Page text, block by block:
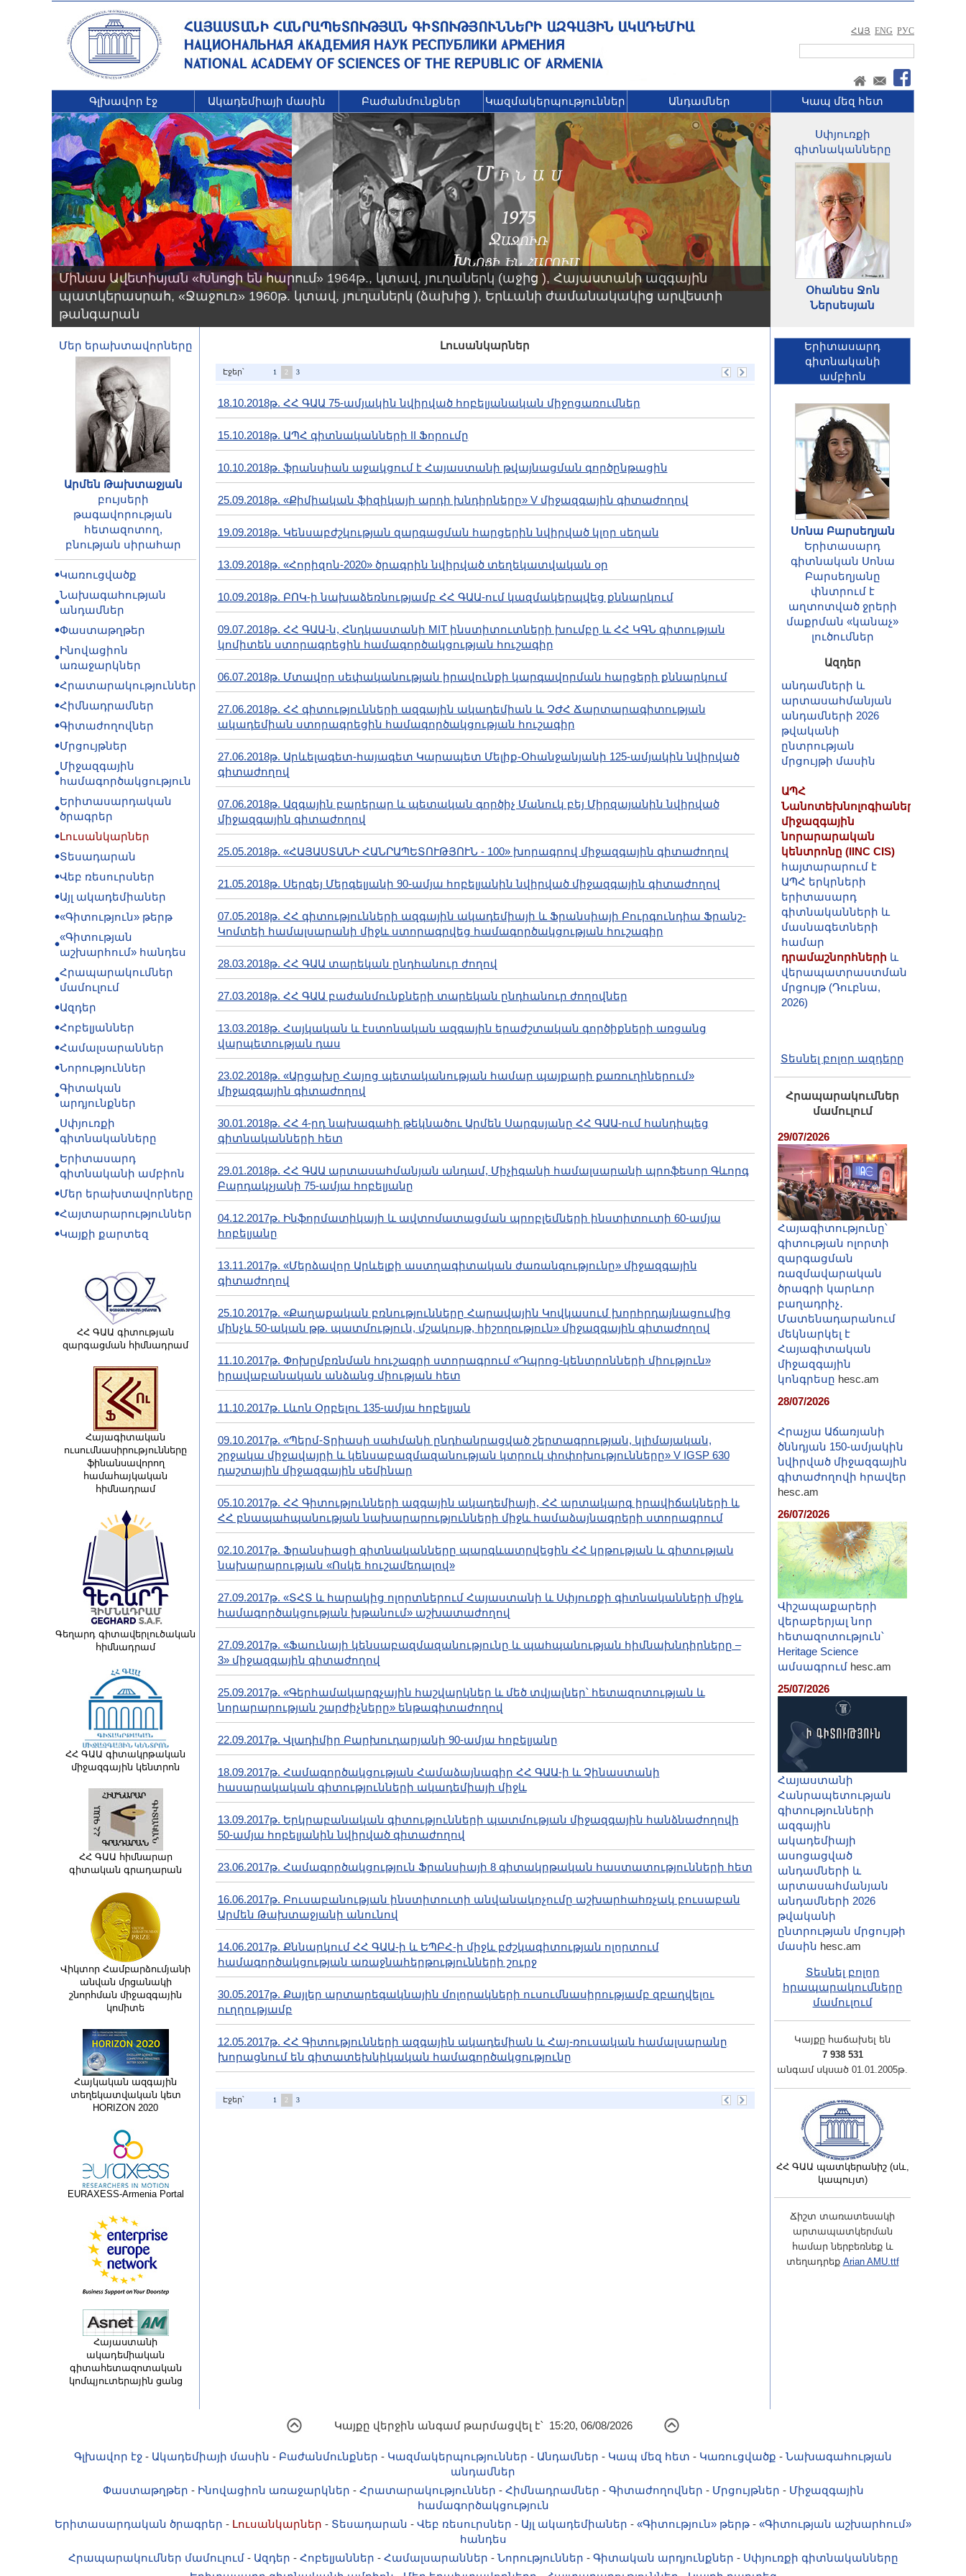
ՀԱՅ ENG РУС
Գլխավոր էջ Ակադեմիայի մասին Բաժանմունքներ Կազմակերպություններ Անդամներ Կապ մեզ հետ
Մինաս Ավետիսյան «Խնոցի են հարում» 1964թ., կտավ, յուղաներկ (աջից ), Հայաստանի ազգային
պատկերասրահ, «Ջաջուռ» 1960թ. կտավ, յուղաներկ (ձախից ), Երևանի ժամանակակից արվեստի
թանգարան
Սփյուռքի
գիտնականները
Օհանես Ջոն
Ներսեսյան
Մեր երախտավորները
Արմեն Թախտաջյան
բույսերի
թագավորության
հետազոտող,
բնության սիրահար
Կառուցվածք
Նախագահության
անդամներ
Փաստաթղթեր
Ինովացիոն
առաջարկներ
Հրատարակություններ
Հիմնադրամներ
Գիտաժողովներ
Մրցույթներ
Միջազգային
համագործակցություն
Երիտասարդական
ծրագրեր
Լուսանկարներ
Տեսադարան
Վեբ ռեսուրսներ
Այլ ակադեմիաներ
«Գիտություն» թերթ
«Գիտության
աշխարհում» հանդես
Հրապարակումներ
մամուլում
Ազդեր
Հոբելյաններ
Համալսարաններ
Նորություններ
Գիտական
արդյունքներ
Սփյուռքի
գիտնականները
Երիտասարդ
գիտնականի ամբիոն
Մեր երախտավորները
Հայտարարություններ
Կայքի քարտեզ
ՀՀ ԳԱԱ գիտության
զարգացման հիմնադրամ
Հայագիտական
ուսումնասիրությունները
ֆինանսավորող
համահայկական
հիմնադրամ
Գեղարդ գիտավերլուծական
հիմնադրամ
ՀՀ ԳԱԱ գիտակրթական
միջազգային կենտրոն
ՀՀ ԳԱԱ հիմնարար
գիտական գրադարան
Վիկտոր Համբարձումյանի
անվան մրցանակի
շնորհման միջազգային
կոմիտե
Հայկական ազգային
տեղեկատվական կետ
HORIZON 2020
EURAXESS-Armenia Portal
Հայաստանի
ակադեմիական
գիտահետազոտական
կոմպյուտերային ցանց
Լուսանկարներ
Էջեր՝ 1 2 3
18.10.2018թ. ՀՀ ԳԱԱ 75-ամյակին նվիրված հոբելյանական միջոցառումներ
15.10.2018թ. ԱՊՀ գիտնականների II Ֆորումը
10.10.2018թ. ֆրանսիան աջակցում է Հայաստանի թվայնացման գործընթացին
25.09.2018թ. «Քիմիական ֆիզիկայի արդի խնդիրները» V միջազգային գիտաժողով
19.09.2018թ. Կենսաբժշկության զարգացման հարցերին նվիրված կլոր սեղան
13.09.2018թ. «Հորիզոն-2020» ծրագրին նվիրված տեղեկատվական օր
10.09.2018թ. ԲՈԿ-ի նախաձեռնությամբ ՀՀ ԳԱԱ-ում կազմակերպվեց քննարկում
09.07.2018թ. ՀՀ ԳԱԱ-ն, Հնդկաստանի MIT ինստիտուտների խումբը և ՀՀ ԿԳՆ գիտության
կոմիտեն ստորագրեցին համագործակցության հուշագիր
06.07.2018թ. Մտավոր սեփականության իրավունքի կարգավորման հարցերի քննարկում
27.06.2018թ. ՀՀ գիտությունների ազգային ակադեմիան և ՉԺՀ Ճարտարագիտության
ակադեմիան ստորագրեցին համագործակցության հուշագիր
27.06.2018թ. Արևելագետ-հայագետ Կարապետ Մելիք-Օհանջանյանի 125-ամյակին նվիրված
գիտաժողով
07.06.2018թ. Ազգային բարերար և պետական գործիչ Մանուկ բեյ Միրզայանին նվիրված
միջազգային գիտաժողով
25.05.2018թ. «ՀԱՅԱՍՏԱՆԻ ՀԱՆՐԱՊԵՏՈՒԹՅՈՒՆ - 100» խորագրով միջազգային գիտաժողով
21.05.2018թ. Սերգեյ Մերգելյանի 90-ամյա հոբելյանին նվիրված միջազգային գիտաժողով
07.05.2018թ. ՀՀ գիտությունների ազգային ակադեմիայի և Ֆրանսիայի Բուրգունդիա Ֆրանշ-
Կոմտեի համալսարանի միջև ստորագրվեց համագործակցության հուշագիր
28.03.2018թ. ՀՀ ԳԱԱ տարեկան ընդհանուր ժողով
27.03.2018թ. ՀՀ ԳԱԱ բաժանմունքների տարեկան ընդհանուր ժողովներ
13.03.2018թ. Հայկական և էստոնական ազգային երաժշտական գործիքների առցանց
վարպետության դաս
23.02.2018թ. «Արցախը Հայոց պետականության համար պայքարի քառուղիներում»
միջազգային գիտաժողով
30.01.2018թ. ՀՀ 4-րդ նախագահի թեկնածու Արմեն Սարգսյանը ՀՀ ԳԱԱ-ում հանդիպեց
գիտնականների հետ
29.01.2018թ. ՀՀ ԳԱԱ արտասահմանյան անդամ, Միչիգանի համալսարանի պրոֆեսոր Գևորգ
Բարդակչյանի 75-ամյա հոբելյանը
04.12.2017թ. Ինֆորմատիկայի և ավտոմատացման պրոբլեմների ինստիտուտի 60-ամյա
հոբելյանը
13.11.2017թ. «Մերձավոր Արևելքի աստղագիտական ժառանգությունը» միջազգային
գիտաժողով
25.10.2017թ. «Քաղաքական բռնությունները Հարավային Կովկասում խորհրդայնացումից
մինչև 50-ական թթ. պատմություն, մշակույթ, հիշողություն» միջազգային գիտաժողով
11.10.2017թ. Փոխըմբռնման հուշագրի ստորագրում «Դպրոց-կենտրոնների միություն»
իրավաբանական անձանց միության հետ
11.10.2017թ. Լևոն Օրբելու 135-ամյա հոբելյան
09.10.2017թ. «Պերմ-Տրիասի սահմանի ընդհանրացված շերտագրության, կլիմայական,
շրջակա միջավայրի և կենսաբազմազանության կտրուկ փոփոխությունները» V IGSP 630
դաշտային միջազգային սեմինար
05.10.2017թ. ՀՀ Գիտությունների ազգային ակադեմիայի, ՀՀ արտակարգ իրավիճակների և
ՀՀ բնապահպանության նախարարությունների միջև համաձայնագրերի ստորագրում
02.10.2017թ. Ֆրանսիացի գիտնականները պարգևատրվեցին ՀՀ կրթության և գիտության
նախարարության «Ոսկե հուշամեդալով»
27.09.2017թ. «ՏՀՏ և հարակից ոլորտներում Հայաստանի և Սփյուռքի գիտնականների միջև
համագործակցության խթանում» աշխատաժողով
27.09.2017թ. «Ֆաունայի կենսաբազմազանությունը և պահպանության հիմնախնդիրները –
3» միջազգային գիտաժողով
25.09.2017թ. «Գերհամակարգչային հաշվարկներ և մեծ տվյալներ՝ հետազոտության և
նորարարության շարժիչները» ենթագիտաժողով
22.09.2017թ. Վլադիմիր Բարխուդարյանի 90-ամյա հոբելյանը
18.09.2017թ. Համագործակցության Համաձայնագիր ՀՀ ԳԱԱ-ի և Չինաստանի
հասարակական գիտությունների ակադեմիայի միջև
13.09.2017թ. Երկրաբանական գիտությունների պատմության միջազգային հանձնաժողովի
50-ամյա հոբելյանին նվիրված գիտաժողով
23.06.2017թ. Համագործակցություն Ֆրանսիայի 8 գիտակրթական հաստատությունների հետ
16.06.2017թ. Բուսաբանության ինստիտուտի անվանակոչումը աշխարհահռչակ բուսաբան
Արմեն Թախտաջյանի անունով
14.06.2017թ. Քննարկում ՀՀ ԳԱԱ-ի և ԵՊԲՀ-ի միջև բժշկագիտության ոլորտում
համագործակցության առաջնահերթությունների շուրջ
30.05.2017թ. Քայլեր արտարեգակնային մոլորակների ուսումնասիրությամբ զբաղվելու
ուղղությամբ
12.05.2017թ. ՀՀ Գիտությունների ազգային ակադեմիան և Հայ-ռուսական համալսարանը
խորացնում են գիտատեխնիկական համագործակցությունը
Էջեր՝ 1 2 3
Երիտասարդ
գիտնականի
ամբիոն
Սոնա Բարսեղյան
Երիտասարդ
գիտնական Սոնա
Բարսեղյանը
փնտրում է
աղտոտված ջրերի
մաքրման «կանաչ»
լուծումներ
Ազդեր
ՀԱՅՏԱՐԱՐՈՒԹՅՈՒՆ
Հայաստանի
Հանրապետության
գիտությունների
ազգային
ակադեմիայի
ասոցացված
անդամների և
անդամների 2026
թվականի
ընտրության
մրցույթի մասին
ԱՊՀ
միջազգային
նորարարական
կենտրոնը (IINC CIS)
հայտարարում է
ԱՊՀ երկրների
երիտասարդ
գիտնականների և
մասնագետների
համար
դրամաշնորհների
վերապատրաստման
մրցույթ (Դուբնա,
2026)
Տեսնել բոլոր ազդերը
Հրապարակումներ
մամուլում
29/07/2026
Հայագիտությունը՝
գիտության ոլորտի
զարգացման
ռազմավարական
ծրագրի կարևոր
բաղադրիչ․
Մատենադարանում
մեկնարկել է
Հայագիտական
միջազգային
կոնգրեսը hesc.am
28/07/2026
Հրաչյա Աճառյանի
ծննդյան 150-ամյակին
նվիրված միջազգային
գիտաժողովի հրավեր
hesc.am
26/07/2026
Վիշապաքարերի
վերաբերյալ նոր
հետազոտություն՝
Heritage Science
ամսագրում hesc.am
25/07/2026
Հայաստանի
Հանրապետության
գիտությունների
ազգային
ակադեմիայի
ասոցացված
անդամների և
արտասահմանյան
անդամների 2026
թվականի
ընտրության մրցույթի
մասին hesc.am
Տեսնել բոլոր
հրապարակումները
մամուլում
Կայքը հաճախել են
7 938 531
անգամ սկսած 01.01.2005թ.
ՀՀ ԳԱԱ պատկերանիշ (սև,
կապույտ)
Ճիշտ տառատեսակի
արտապատկերման
համար ներբեռնեք և
տեղադրեք Arian AMU.ttf
Կայքը վերջին անգամ թարմացվել է՝ 15:20, 06/08/2026
Գլխավոր էջ - Ակադեմիայի մասին - Բաժանմունքներ - Կազմակերպություններ - Անդամներ - Կապ մեզ հետ - Կառուցվածք - Նախագահության
անդամներ
Փաստաթղթեր - Ինովացիոն առաջարկներ - Հրատարակություններ - Հիմնադրամներ - Գիտաժողովներ - Մրցույթներ - Միջազգային
համագործակցություն
Երիտասարդական ծրագրեր - Լուսանկարներ - Տեսադարան - Վեբ ռեսուրսներ - Այլ ակադեմիաներ - «Գիտություն» թերթ - «Գիտության աշխարհում»
հանդես
Հրապարակումներ մամուլում- Ազդեր - Հոբելյաններ - Համալսարաններ - Նորություններ - Գիտական արդյունքներ - Սփյուռքի գիտնականները